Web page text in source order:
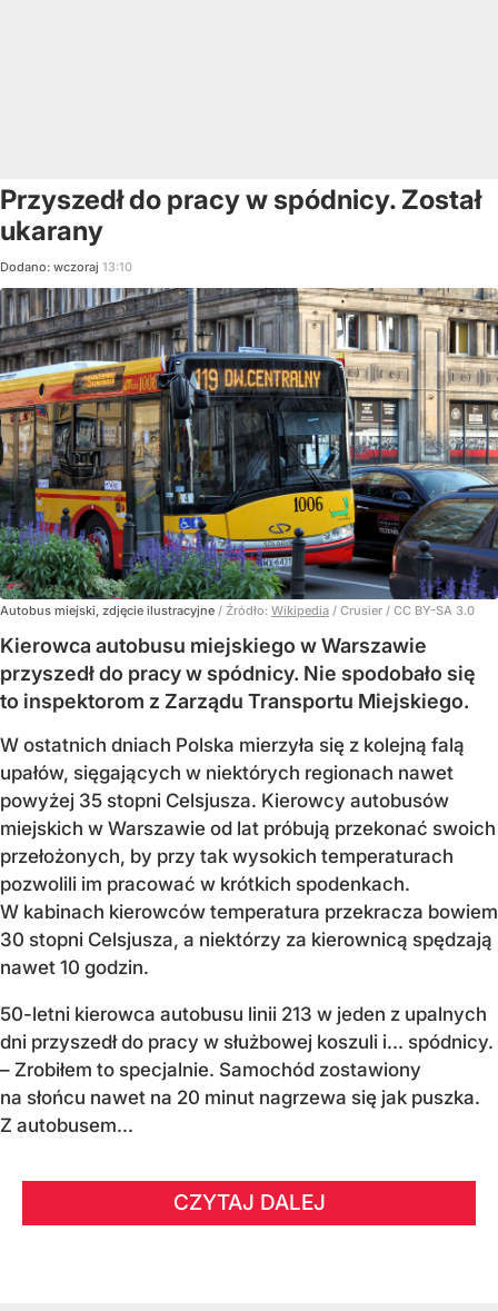
Przyszedł do pracy w spódnicy. Został
ukarany
Dodano: wczoraj 13:10
Autobus miejski, zdjęcie ilustracyjne / Źródło: Wikipedia / Crusier / CC BY-SA 3.0
Kierowca autobusu miejskiego w Warszawie
przyszedł do pracy w spódnicy. Nie spodobało się
to inspektorom z Zarządu Transportu Miejskiego.
W ostatnich dniach Polska mierzyła się z kolejną falą
upałów, sięgających w niektórych regionach nawet
powyżej 35 stopni Celsjusza. Kierowcy autobusów
miejskich w Warszawie od lat próbują przekonać swoich
przełożonych, by przy tak wysokich temperaturach
pozwolili im pracować w krótkich spodenkach.
W kabinach kierowców temperatura przekracza bowiem
30 stopni Celsjusza, a niektórzy za kierownicą spędzają
nawet 10 godzin.
50-letni kierowca autobusu linii 213 w jeden z upalnych
dni przyszedł do pracy w służbowej koszuli i... spódnicy.
– Zrobiłem to specjalnie. Samochód zostawiony
na słońcu nawet na 20 minut nagrzewa się jak puszka.
Z autobusem...
CZYTAJ DALEJ